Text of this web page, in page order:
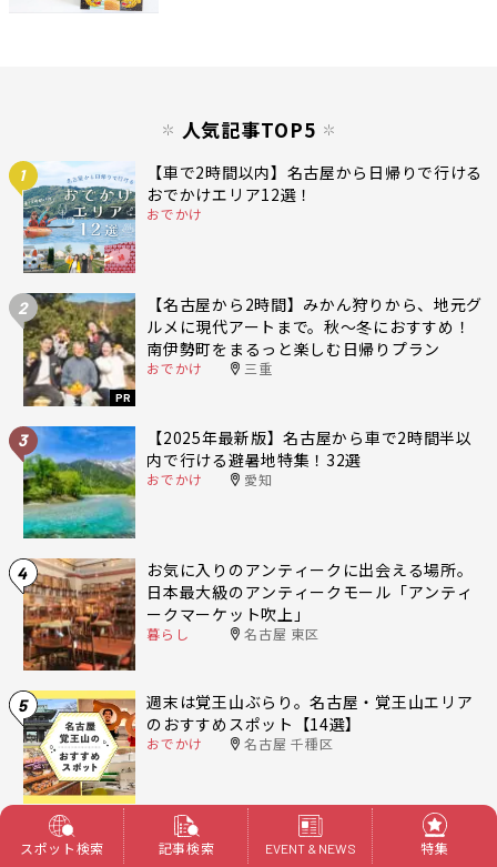
人気記事TOP5
1
【車で2時間以内】名古屋から日帰りで行ける
おでかけエリア12選！
おでかけ
2
PR
【名古屋から2時間】みかん狩りから、地元グ
ルメに現代アートまで。秋〜冬におすすめ！
南伊勢町をまるっと楽しむ日帰りプラン
おでかけ 三重
3
【2025年最新版】名古屋から車で2時間半以
内で行ける避暑地特集！32選
おでかけ 愛知
4
お気に入りのアンティークに出会える場所。
日本最大級のアンティークモール「アンティ
ークマーケット吹上」
暮らし 名古屋 東区
5
週末は覚王山ぶらり。名古屋・覚王山エリア
のおすすめスポット【14選】
おでかけ 名古屋 千種区
人気記事一覧へ
スポット検索 記事検索 EVENT & NEWS 特集